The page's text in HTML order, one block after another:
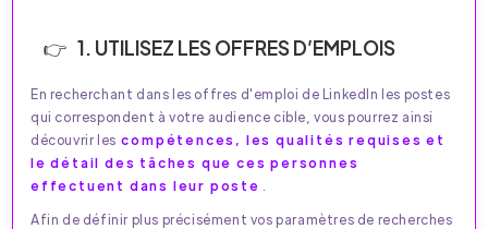
1. UTILISEZ LES OFFRES D’EMPLOIS
En recherchant dans les offres d'emploi de LinkedIn les postes
qui correspondent à votre audience cible, vous pourrez ainsi
découvrir les compétences, les qualités requises et
le détail des tâches que ces personnes
effectuent dans leur poste
Afin de définir plus précisément vos paramètres de recherches